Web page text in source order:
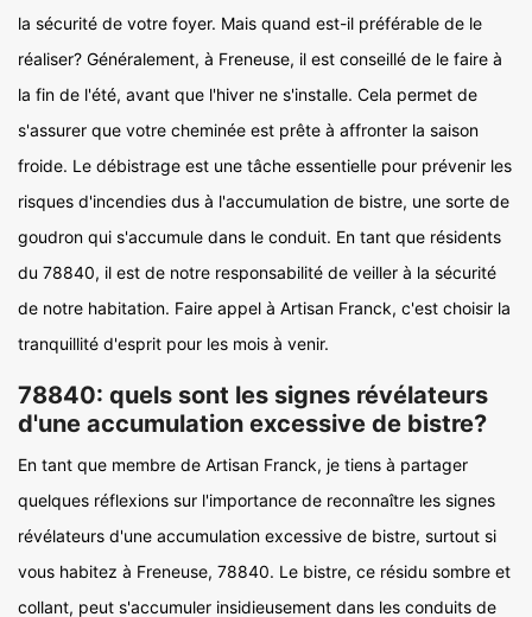
la sécurité de votre foyer. Mais quand est-il préférable de le
réaliser? Généralement, à Freneuse, il est conseillé de le faire à
la fin de l'été, avant que l'hiver ne s'installe. Cela permet de
s'assurer que votre cheminée est prête à affronter la saison
froide. Le débistrage est une tâche essentielle pour prévenir les
risques d'incendies dus à l'accumulation de bistre, une sorte de
goudron qui s'accumule dans le conduit. En tant que résidents
du 78840, il est de notre responsabilité de veiller à la sécurité
de notre habitation. Faire appel à Artisan Franck, c'est choisir la
tranquillité d'esprit pour les mois à venir.
78840: quels sont les signes révélateurs
d'une accumulation excessive de bistre?
En tant que membre de Artisan Franck, je tiens à partager
quelques réflexions sur l'importance de reconnaître les signes
révélateurs d'une accumulation excessive de bistre, surtout si
vous habitez à Freneuse, 78840. Le bistre, ce résidu sombre et
collant, peut s'accumuler insidieusement dans les conduits de